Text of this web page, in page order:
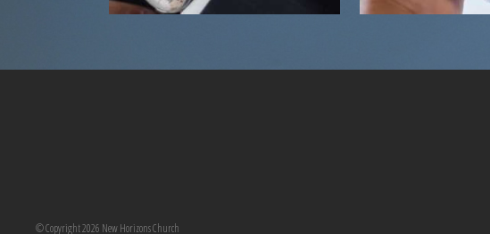
© Copyright 2026 New Horizons Church